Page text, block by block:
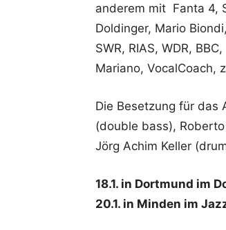
anderem mit Fanta 4,
Doldinger, Mario
SWR, RIAS, WDR,
Mariano, VocalCoach,
Die Besetzung für das
(double bass),
Jörg Achim Keller
18.1. in Dortmund im
20.1. in Minden im